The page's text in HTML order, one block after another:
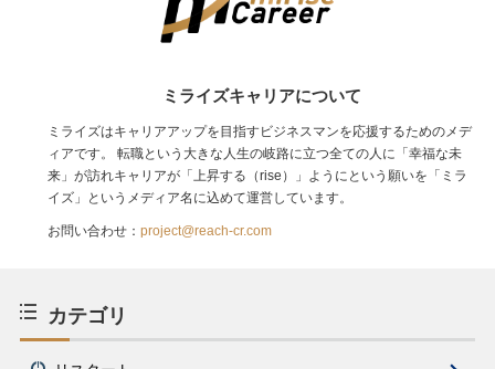
ミライズキャリアについて
ミライズはキャリアアップを目指すビジネスマンを応援するためのメデ
ィアです。 転職という大きな人生の岐路に立つ全ての人に「幸福な未
来」が訪れキャリアが「上昇する（rise）」ようにという願いを「ミラ
イズ」というメディア名に込めて運営しています。
お問い合わせ： project@reach-cr.com
カテゴリ